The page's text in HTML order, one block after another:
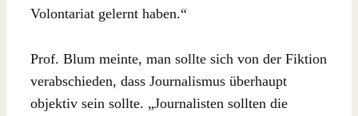
Volontariat gelernt haben.“
Prof. Blum meinte, man sollte sich von der Fiktion
verabschieden, dass Journalismus überhaupt
objektiv sein sollte. „Journalisten sollten die